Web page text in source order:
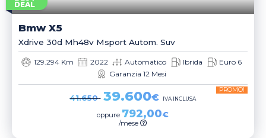
DEAL
Bmw X5
Xdrive 30d Mh48v Msport Autom. Suv
129.294 Km 2022 Automatico Ibrida
Euro 6
Garanzia 12 Mesi
41.650 39.600€
PROMO!
IVA INCLUSA
oppure 792,00€
/mese